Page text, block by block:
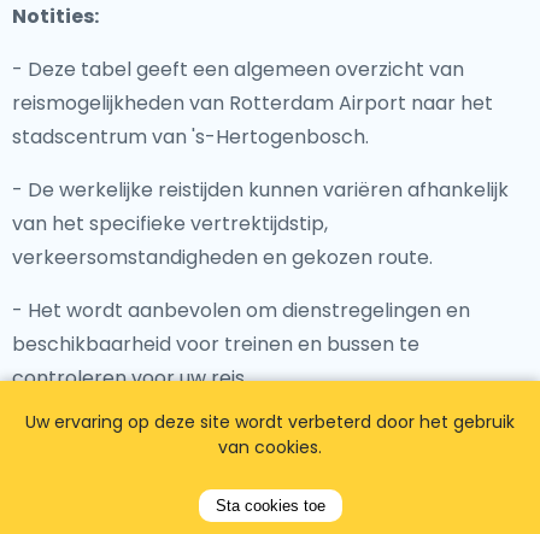
Notities:
- Deze tabel geeft een algemeen overzicht van
reismogelijkheden van Rotterdam Airport naar het
stadscentrum van 's-Hertogenbosch.
- De werkelijke reistijden kunnen variëren afhankelijk
van het specifieke vertrektijdstip,
verkeersomstandigheden en gekozen route.
- Het wordt aanbevolen om dienstregelingen en
beschikbaarheid voor treinen en bussen te
controleren voor uw reis.
- Overweeg factoren zoals budget,
kiezen van een reismogelijkheid.
Uw ervaring op deze site wordt verbeterd door het gebruik
van cookies.
Sta cookies toe